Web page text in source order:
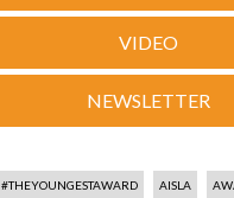
VIDEO
NEWSLETTER
#THEYOUNGESTAWARD AISLA